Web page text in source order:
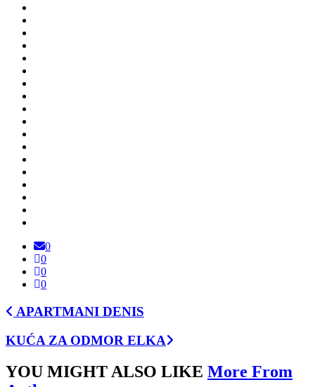
0
0
0
0
APARTMANI DENIS
KUĆA ZA ODMOR ELKA
YOU MIGHT ALSO LIKE More From